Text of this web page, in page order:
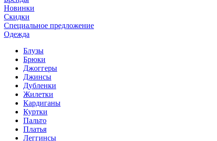
Новинки
Скидки
Специальное предложение
Одежда
Блузы
Брюки
Джоггеры
Джинсы
Дубленки
Жилетки
Кардиганы
Куртки
Пальто
Платья
Леггинсы